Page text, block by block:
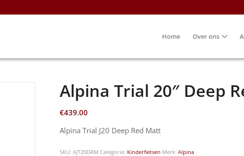
Home Over ons
Alpina Trial 20″ Deep
€439.00
Alpina Trial J20 Deep Red Matt
SKU:AJT20DRM Categorie: Kinderfietsen Merk:Alpina